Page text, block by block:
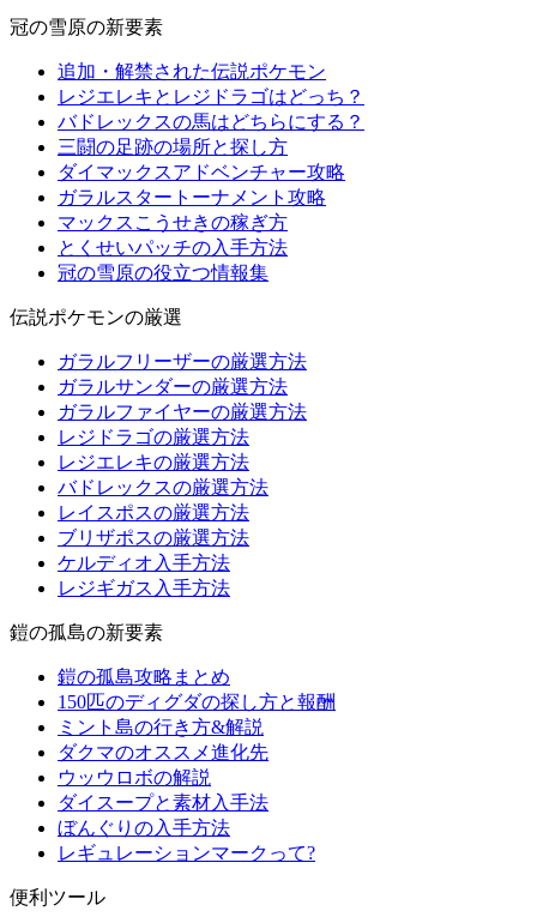
冠の雪原の新要素
追加・解禁された伝説ポケモン
レジエレキとレジドラゴはどっち？
バドレックスの馬はどちらにする？
三闘の足跡の場所と探し方
ダイマックスアドベンチャー攻略
ガラルスタートーナメント攻略
マックスこうせきの稼ぎ方
とくせいパッチの入手方法
冠の雪原の役立つ情報集
伝説ポケモンの厳選
ガラルフリーザーの厳選方法
ガラルサンダーの厳選方法
ガラルファイヤーの厳選方法
レジドラゴの厳選方法
レジエレキの厳選方法
バドレックスの厳選方法
レイスポスの厳選方法
ブリザポスの厳選方法
ケルディオ入手方法
レジギガス入手方法
鎧の孤島の新要素
鎧の孤島攻略まとめ
150匹のディグダの探し方と報酬
ミント島の行き方&解説
ダクマのオススメ進化先
ウッウロボの解説
ダイスープと素材入手法
ぼんぐりの入手方法
レギュレーションマークって?
便利ツール